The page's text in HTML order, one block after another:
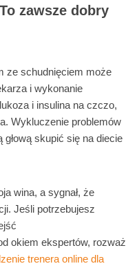
zawsze dobry
ze schudnięciem może
i wykonanie
i insulina na czczo,
Wykluczenie problemów
skupić się na diecie
wina, a sygnał, że
Jeśli potrzebujesz
okiem ekspertów, rozważ
trenera online dla